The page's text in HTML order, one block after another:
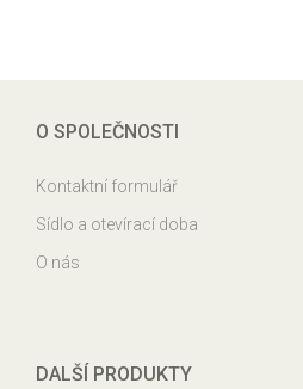
O SPOLEČNOSTI
Kontaktní formulář
Sídlo a otevírací doba
O nás
DALŠÍ PRODUKTY